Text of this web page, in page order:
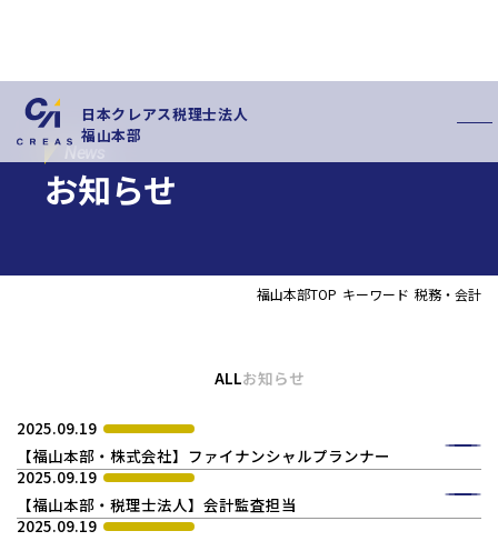
日本クレアス税理士法人
福山本部
コーポレートサイトTOPへ
News
お知らせ
福山本部TOP キーワード 税務・会計
ALLお知らせ
2025.09.19
【福山本部・株式会社】ファイナンシャルプランナー
2025.09.19
【福山本部・税理士法人】会計監査担当
2025.09.19